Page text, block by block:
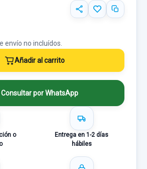
envío no incluídos.
Añadir al carrito
Consultar por WhatsApp
o
Entrega en 1-2 días
hábiles